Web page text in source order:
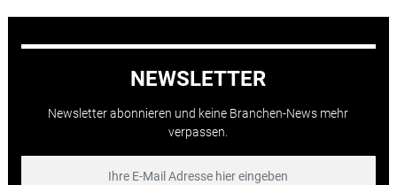
NEWSLETTER
Newsletter abonnieren und keine Branchen-News mehr
verpassen.